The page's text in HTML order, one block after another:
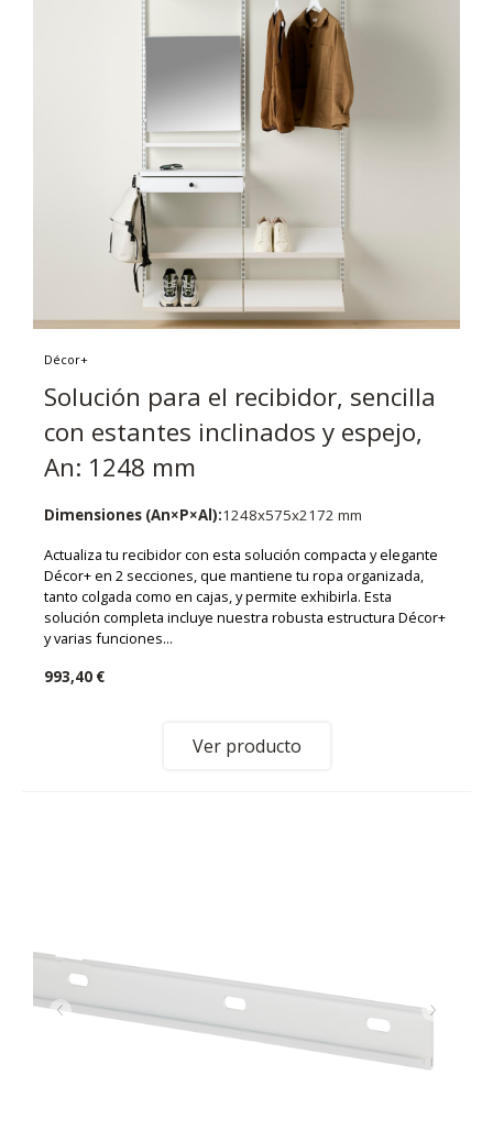
Décor+
Solución para el recibidor, sencilla
con estantes inclinados y espejo,
An: 1248 mm
Dimensiones (An×P×Al):1248x575x2172 mm
Actualiza tu recibidor con esta solución compacta y elegante
Décor+ en 2 secciones, que mantiene tu ropa organizada,
tanto colgada como en cajas, y permite exhibirla. Esta
solución completa incluye nuestra robusta estructura Décor+
y varias funciones...
993,40 €
Ver producto